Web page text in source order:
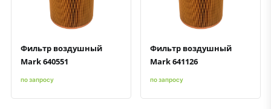
Фильтр воздушный
Mark 640551
по запросу
Фильтр воздушный
Mark 641126
по запросу